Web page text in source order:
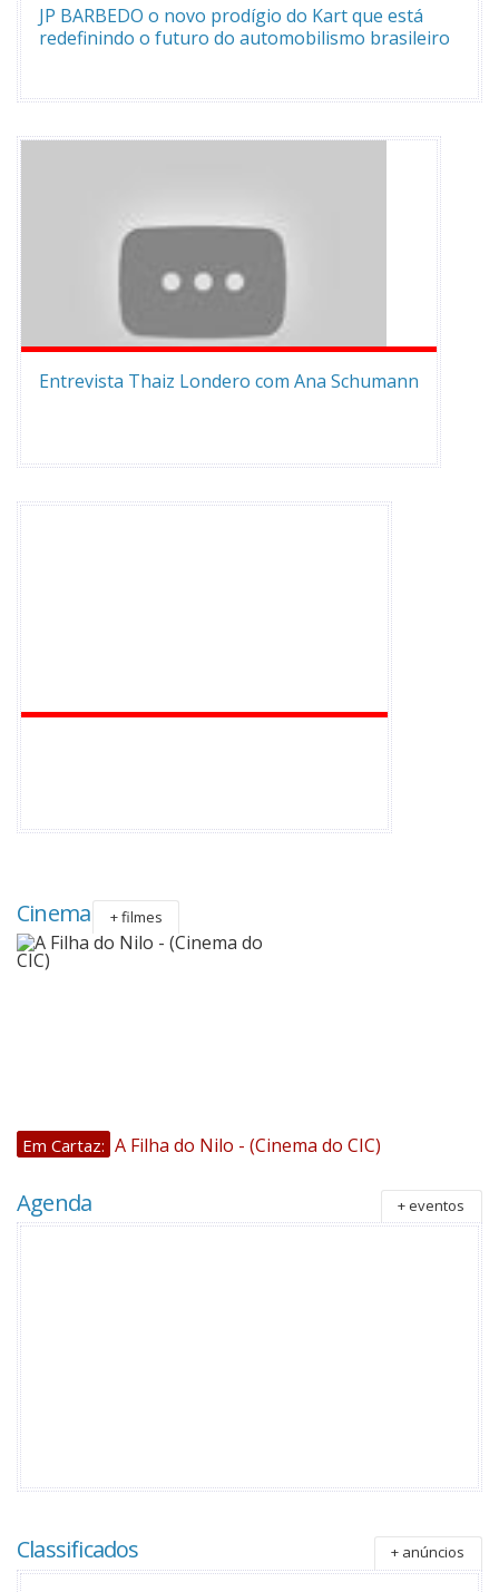
JP BARBEDO o novo prodígio do Kart que está
redefinindo o futuro do automobilismo brasileiro
Entrevista Thaiz Londero com Ana Schumann
Cinema + filmes
Em Cartaz: A Filha do Nilo - (Cinema do CIC)
Agenda + eventos
Classificados + anúncios